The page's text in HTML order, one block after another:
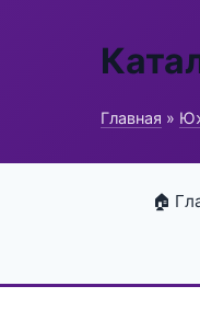
Главная »
🏠